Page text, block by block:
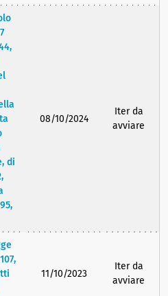
di
08/10/2024
Iter da
avviare
11/10/2023
Iter da
avviare